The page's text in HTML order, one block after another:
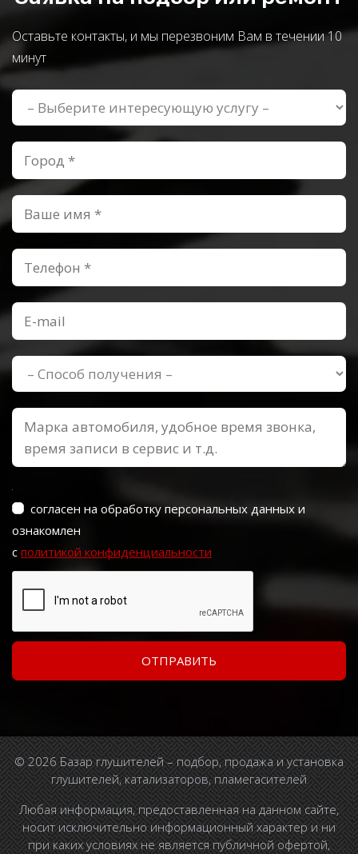
Оставьте контакты, и мы перезвоним Вам в течении 10
минут
согласен на обработку персональных данных и
ознакомлен
с политикой конфиденциальности
© 2026 Базар глушителей – подбор, продажа и установка
глушителей, катализаторов, пламегасителей
Любая информация, предоставленная на данном сайте,
носит исключительно информационный характер и ни
при каких условиях не является публичной офертой,